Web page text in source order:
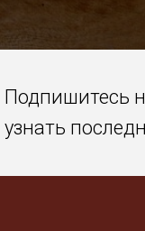
Подпишитесь
узнать